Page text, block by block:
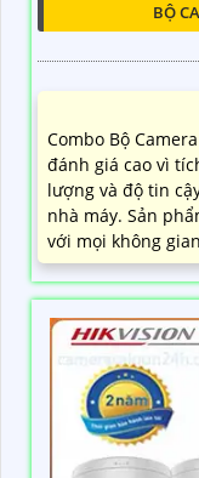
BỘ
Combo Bộ
đánh giá cao vì
lượng và độ tin
nhà máy. Sản
với mọi không gian